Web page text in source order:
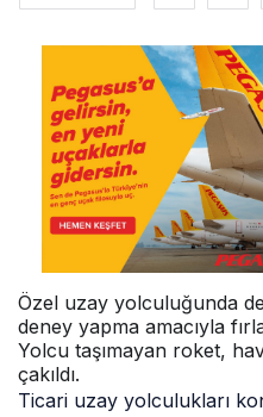
Özel uzay yolculuğunda
deney yapma amacıyla
Yolcu taşımayan roket,
çakıldı.
Ticari uzay yolculukları